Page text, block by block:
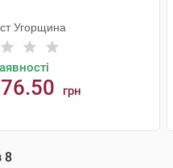
Угорщина
грн
8